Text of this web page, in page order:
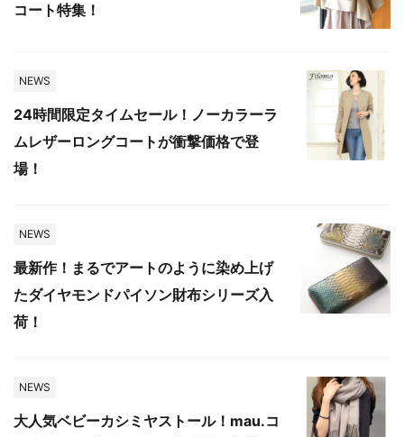
コート特集！
NEWS
24時間限定タイムセール！ノーカラーラ
ムレザーロングコートが衝撃価格で登
場！
NEWS
最新作！まるでアートのように染め上げ
たダイヤモンドパイソン財布シリーズ入
荷！
NEWS
大人気ベビーカシミヤストール！mau.コ